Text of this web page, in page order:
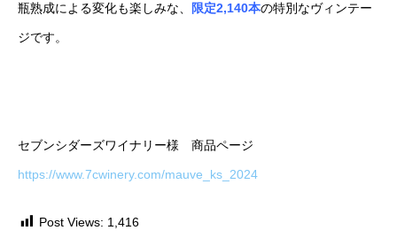
瓶熟成による変化も楽しみな、 限定2,140本の特別なヴィンテー
ジです。
セブンシダーズワイナリー様 商品ページ
https://www.7cwinery.com/mauve_ks_2024
Post Views: 1,416